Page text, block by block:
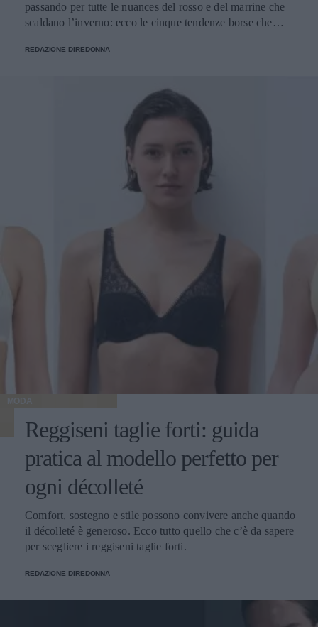
passando per tutte le nuances del rosso e del marrine che
scaldano l’inverno: ecco le cinque tendenze borse che
REDAZIONE DIREDONNA
MODA
Reggiseni taglie forti: guida
pratica al modello perfetto per
ogni décolleté
Comfort, sostegno e stile possono convivere anche quando
il décolleté è generoso. Ecco tutto quello che c’è da sapere
per scegliere i reggiseni taglie forti.
REDAZIONE DIREDONNA